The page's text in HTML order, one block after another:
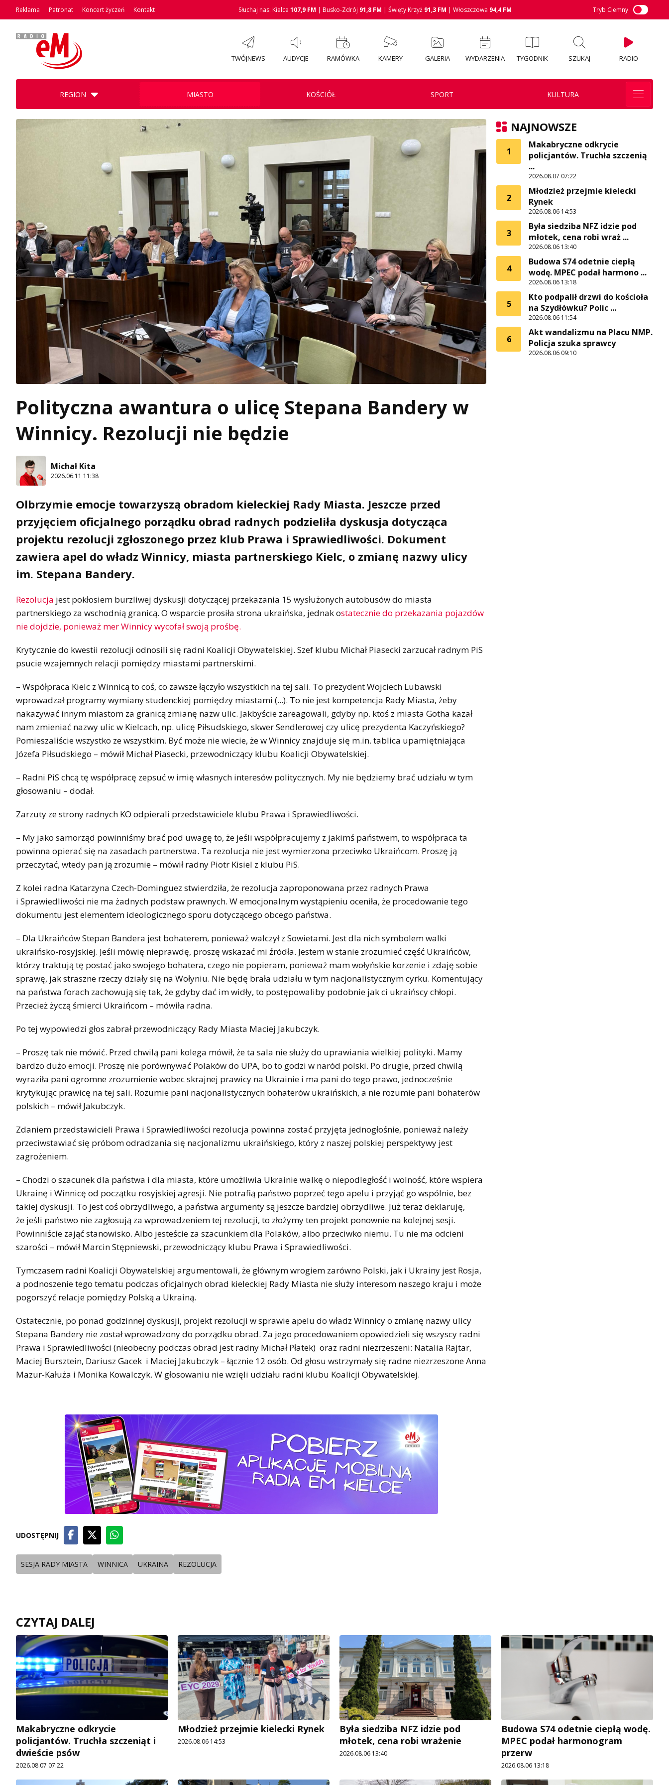
Reklama Patronat Koncert życzeń Kontakt Słuchaj nas: Kielce 107,9 FM | Busko-Zdrój 91,8 FM | Święty Krzyż 91,3 FM | Włoszczowa 94,4 FM Tryb Ciemny
TWÓJNEWS AUDYCJE RAMÓWKA KAMERY GALERIA WYDARZENIA TYGODNIK SZUKAJ RADIO
REGION MIASTO KOŚCIÓŁ SPORT KULTURA
Polityczna awantura o ulicę Stepana Bandery w
Winnicy. Rezolucji nie będzie
Michał Kita
2026.06.11 11:38
Olbrzymie emocje towarzyszą obradom kieleckiej Rady Miasta. Jeszcze przed
przyjęciem oficjalnego porządku obrad radnych podzieliła dyskusja dotycząca
projektu rezolucji zgłoszonego przez klub Prawa i Sprawiedliwości. Dokument
zawiera apel do władz Winnicy, miasta partnerskiego Kielc, o zmianę nazwy ulicy
im. Stepana Bandery.
Rezolucja jest pokłosiem burzliwej dyskusji dotyczącej przekazania 15 wysłużonych autobusów do miasta
partnerskiego za wschodnią granicą. O wsparcie prosiła strona ukraińska, jednak ostatecznie do przekazania pojazdów
nie dojdzie, ponieważ mer Winnicy wycofał swoją prośbę.
Krytycznie do kwestii rezolucji odnosili się radni Koalicji Obywatelskiej. Szef klubu Michał Piasecki zarzucał radnym PiS
psucie wzajemnych relacji pomiędzy miastami partnerskimi.
– Współpraca Kielc z Winnicą to coś, co zawsze łączyło wszystkich na tej sali. To prezydent Wojciech Lubawski
wprowadzał programy wymiany studenckiej pomiędzy miastami (...). To nie jest kompetencja Rady Miasta, żeby
nakazywać innym miastom za granicą zmianę nazw ulic. Jakbyście zareagowali, gdyby np. ktoś z miasta Gotha kazał
nam zmieniać nazwy ulic w Kielcach, np. ulicę Piłsudskiego, skwer Sendlerowej czy ulicę prezydenta Kaczyńskiego?
Pomieszaliście wszystko ze wszystkim. Być może nie wiecie, że w Winnicy znajduje się m.in. tablica upamiętniająca
Józefa Piłsudskiego – mówił Michał Piasecki, przewodniczący klubu Koalicji Obywatelskiej.
– Radni PiS chcą tę współpracę zepsuć w imię własnych interesów politycznych. My nie będziemy brać udziału w tym
głosowaniu – dodał.
Zarzuty ze strony radnych KO odpierali przedstawiciele klubu Prawa i Sprawiedliwości.
– My jako samorząd powinniśmy brać pod uwagę to, że jeśli współpracujemy z jakimś państwem, to współpraca ta
powinna opierać się na zasadach partnerstwa. Ta rezolucja nie jest wymierzona przeciwko Ukraińcom. Proszę ją
przeczytać, wtedy pan ją zrozumie – mówił radny Piotr Kisiel z klubu PiS.
Z kolei radna Katarzyna Czech-Dominguez stwierdziła, że rezolucja zaproponowana przez radnych Prawa
i Sprawiedliwości nie ma żadnych podstaw prawnych. W emocjonalnym wystąpieniu oceniła, że procedowanie tego
dokumentu jest elementem ideologicznego sporu dotyczącego obcego państwa.
– Dla Ukraińców Stepan Bandera jest bohaterem, ponieważ walczył z Sowietami. Jest dla nich symbolem walki
ukraińsko-rosyjskiej. Jeśli mówię nieprawdę, proszę wskazać mi źródła. Jestem w stanie zrozumieć część Ukraińców,
którzy traktują tę postać jako swojego bohatera, czego nie popieram, ponieważ mam wołyńskie korzenie i zdaję sobie
sprawę, jak straszne rzeczy działy się na Wołyniu. Nie będę brała udziału w tym nacjonalistycznym cyrku. Komentujący
na państwa forach zachowują się tak, że gdyby dać im widły, to postępowaliby podobnie jak ci ukraińscy chłopi.
Przecież życzą śmierci Ukraińcom – mówiła radna.
Po tej wypowiedzi głos zabrał przewodniczący Rady Miasta Maciej Jakubczyk.
– Proszę tak nie mówić. Przed chwilą pani kolega mówił, że ta sala nie służy do uprawiania wielkiej polityki. Mamy
bardzo dużo emocji. Proszę nie porównywać Polaków do UPA, bo to godzi w naród polski. Po drugie, przed chwilą
wyraziła pani ogromne zrozumienie wobec skrajnej prawicy na Ukrainie i ma pani do tego prawo, jednocześnie
krytykując prawicę na tej sali. Rozumie pani nacjonalistycznych bohaterów ukraińskich, a nie rozumie pani bohaterów
polskich – mówił Jakubczyk.
Zdaniem przedstawicieli Prawa i Sprawiedliwości rezolucja powinna zostać przyjęta jednogłośnie, ponieważ należy
przeciwstawiać się próbom odradzania się nacjonalizmu ukraińskiego, który z naszej polskiej perspektywy jest
zagrożeniem.
– Chodzi o szacunek dla państwa i dla miasta, które umożliwia Ukrainie walkę o niepodległość i wolność, które wspiera
Ukrainę i Winnicę od początku rosyjskiej agresji. Nie potrafią państwo poprzeć tego apelu i przyjąć go wspólnie, bez
takiej dyskusji. To jest coś obrzydliwego, a państwa argumenty są jeszcze bardziej obrzydliwe. Już teraz deklaruję,
że jeśli państwo nie zagłosują za wprowadzeniem tej rezolucji, to złożymy ten projekt ponownie na kolejnej sesji.
Powinniście zająć stanowisko. Albo jesteście za szacunkiem dla Polaków, albo przeciwko niemu. Tu nie ma odcieni
szarości – mówił Marcin Stępniewski, przewodniczący klubu Prawa i Sprawiedliwości.
Tymczasem radni Koalicji Obywatelskiej argumentowali, że głównym wrogiem zarówno Polski, jak i Ukrainy jest Rosja,
a podnoszenie tego tematu podczas oficjalnych obrad kieleckiej Rady Miasta nie służy interesom naszego kraju i może
pogorszyć relacje pomiędzy Polską a Ukrainą.
Ostatecznie, po ponad godzinnej dyskusji, projekt rezolucji w sprawie apelu do władz Winnicy o zmianę nazwy ulicy
Stepana Bandery nie został wprowadzony do porządku obrad. Za jego procedowaniem opowiedzieli się wszyscy radni
Prawa i Sprawiedliwości (nieobecny podczas obrad jest radny Michał Płatek) oraz radni niezrzeszeni: Natalia Rajtar,
Maciej Bursztein, Dariusz Gacek i Maciej Jakubczyk – łącznie 12 osób. Od głosu wstrzymały się radne niezrzeszone Anna
Mazur-Kałuża i Monika Kowalczyk. W głosowaniu nie wzięli udziału radni klubu Koalicji Obywatelskiej.
UDOSTĘPNIJ
SESJA RADY MIASTA WINNICA UKRAINA REZOLUCJA
NAJNOWSZE
1
Makabryczne odkrycie
policjantów. Truchła szczenią
...
2026.08.07 07:22
2
Młodzież przejmie kielecki
Rynek
2026.08.06 14:53
3
Była siedziba NFZ idzie pod
młotek, cena robi wraż ...
2026.08.06 13:40
4
Budowa S74 odetnie ciepłą
wodę. MPEC podał harmono ...
2026.08.06 13:18
5
Kto podpalił drzwi do kościoła
na Szydłówku? Polic ...
2026.08.06 11:54
6
Akt wandalizmu na Placu NMP.
Policja szuka sprawcy
2026.08.06 09:10
CZYTAJ DALEJ
Makabryczne odkrycie
policjantów. Truchła szczeniąt i
dwieście psów
2026.08.07 07:22
Młodzież przejmie kielecki Rynek
2026.08.06 14:53
Była siedziba NFZ idzie pod
młotek, cena robi wrażenie
2026.08.06 13:40
Budowa S74 odetnie ciepłą wodę.
MPEC podał harmonogram
przerw
2026.08.06 13:18